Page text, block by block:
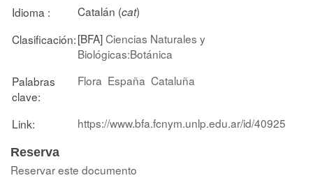
Idioma :
Catalán (cat)
Clasificación:[BFA]Ciencias Naturales y
Biológicas:Botánica
Palabras
clave:
Flora España Cataluña
Link: https://www.bfa.fcnym.unlp.edu.ar/id/40925
Reserva
Reservar este documento